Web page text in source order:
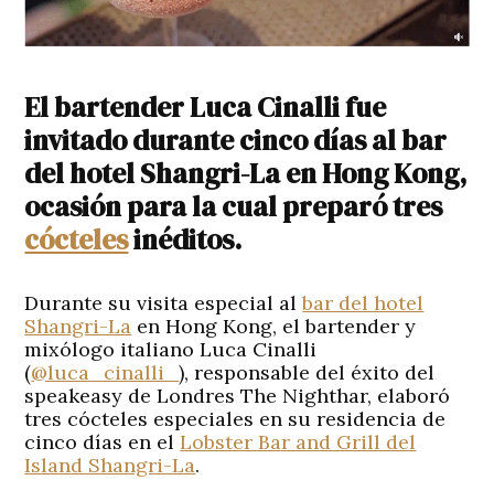
El bartender Luca Cinalli fue
invitado durante cinco días al bar
del hotel Shangri-La en Hong Kong,
ocasión para la cual preparó tres
cóctelesinéditos.
Durante su visita especial albar del hotel
Shangri-La en Hong Kong, el bartender y
mixólogo italiano Luca Cinalli
(@luca_cinalli_), responsable del éxito del
speakeasy de Londres The Nighthar, elaboró
tres cócteles especiales en su residencia de
cinco días en elLobster Bar and Grill del
Island Shangri-La.